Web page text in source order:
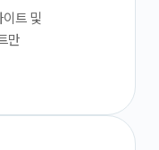
이트 및
만